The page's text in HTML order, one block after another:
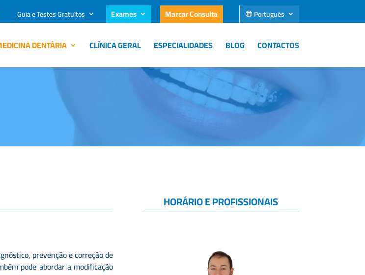
Guia e Testes Gratuítos Exames Marcar Consulta Português
DENTÁRIA CLÍNICA GERAL ESPECIALIDADES BLOG CONTACTOS
HORÁRIO E PROFISSIONAIS
prevenção e correção de
pode abordar a modificação